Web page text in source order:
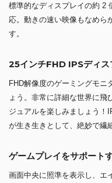
標準的なディスプレイの約 2
応。動きの速い映像もなめら
す。
25インチFHD IPSディス
FHD解像度のゲーミングモニ
ょう。非常に詳細な世界に
ジュアルを楽しみましょう！
が生き生きとして、絶妙で繊
ゲームプレイをサポー
画面中央に照準を表示し、エ